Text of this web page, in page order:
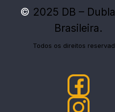
© 2025 DB –
Brasileira.
Todos os direitos